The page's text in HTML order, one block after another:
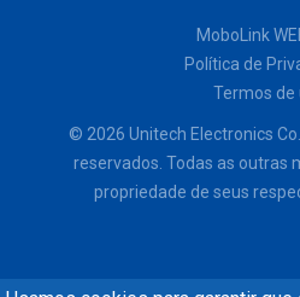
MoboLink
Política de
Termos de
© 2026 Unitech Electronics
reservados. Todas as outras
propriedade de seus